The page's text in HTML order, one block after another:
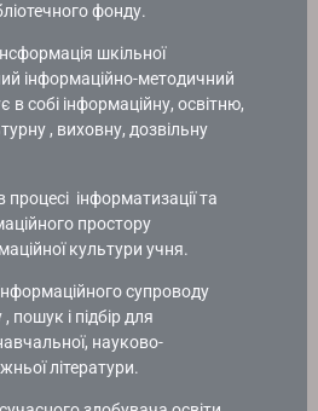
фонду.
шкільної
інформаційно-методичний
в собі інформаційну, освітню,
, виховну, дозвільну
інформатизації та
простору
культури учня.
супроводу
пошук і підбір для
науково-
літератури.